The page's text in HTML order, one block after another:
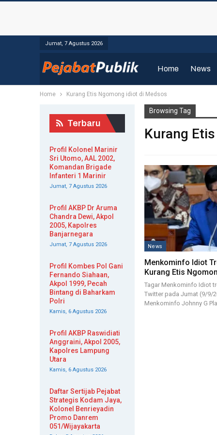
Jumat, 7 Agustus 2026
Home News
Home Kurang Etis Ngomong idiot di Medsos
Browsing Tag
Kurang
News
Menkominfo Idiot
Kurang Etis
Tagar Menkominfo Idiot
Twitter pada Jumat (9/9/
Menkominfo Johnny G
Terbaru
Profil Kolonel Marinir
Sri Utomo, AAL 2002,
Komandan Brigade
Infanteri 1 Marinir
Jumat, 7 Agustus 2026
Profil AKBP Dr Aruma
Chandra Dewi, Akpol
2005, Kapolres
Banjarnegara
Jumat, 7 Agustus 2026
Profil Kombes Pol Gani
Fernando Siahaan,
Akpol 1999, Pecah
Bintang di Baharkam
Polri
Kamis, 6 Agustus 2026
Profil AKBP Raswidiati
Anggraini, Akpol 2005,
Kapolres Lampung
Utara
Kamis, 6 Agustus 2026
Daftar Sertijab Pejabat
Strategis Kodam Jaya,
Kolonel Benrieyadin
Promo Danrem
051/Wijayakarta